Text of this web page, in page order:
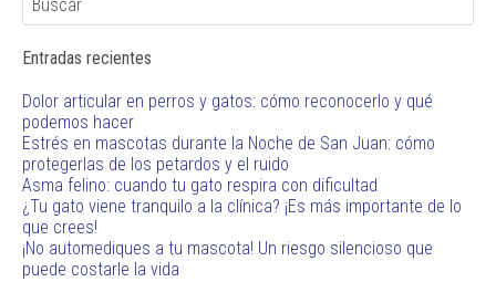
Entradas recientes
Dolor articular en perros y gatos: cómo reconocerlo y qué
podemos hacer
Estrés en mascotas durante la Noche de San Juan: cómo
protegerlas de los petardos y el ruido
Asma felino: cuando tu gato respira con dificultad
¿Tu gato viene tranquilo a la clínica? ¡Es más importante de lo
que crees!
¡No automediques a tu mascota! Un riesgo silencioso que
puede costarle la vida